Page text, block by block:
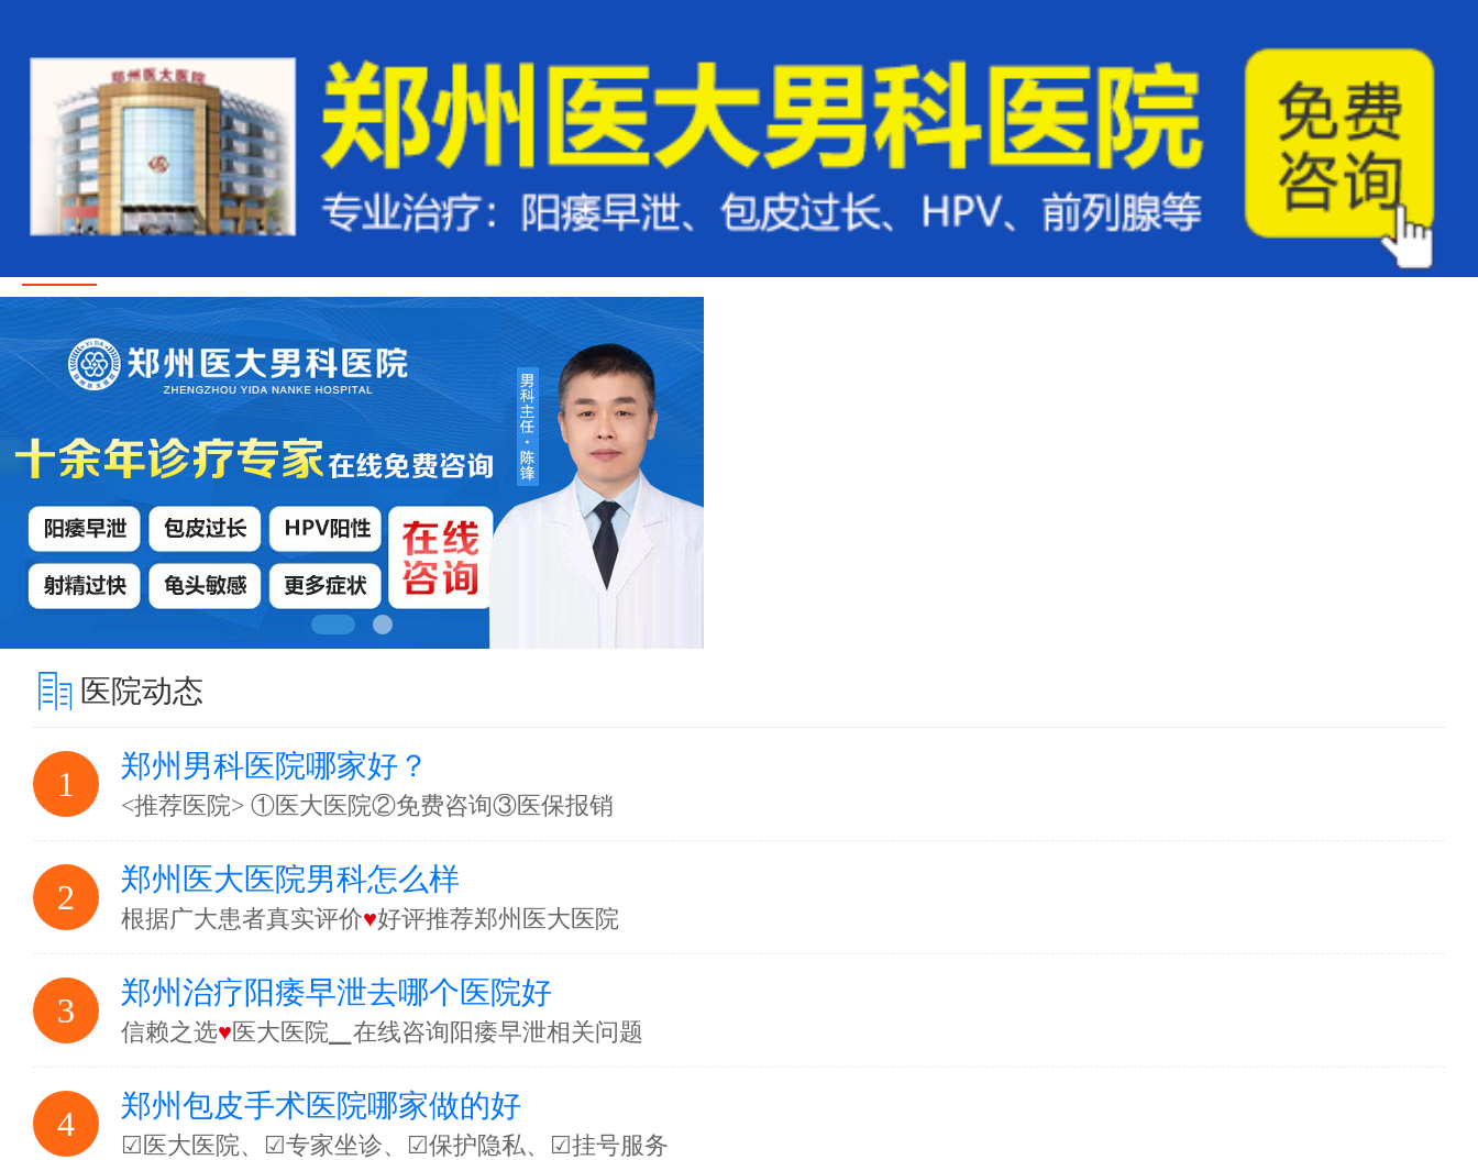
医院动态
1 郑州男科医院哪家好？
<推荐医院> ①医大医院②免费咨询③医保报销
2 郑州医大医院男科怎么样
根据广大患者真实评价♥好评推荐郑州医大医院
3 郑州治疗阳痿早泄去哪个医院好
信赖之选♥医大医院▁在线咨询阳痿早泄相关问题
4 郑州包皮手术医院哪家做的好
☑医大医院、☑专家坐诊、☑保护隐私、☑挂号服务